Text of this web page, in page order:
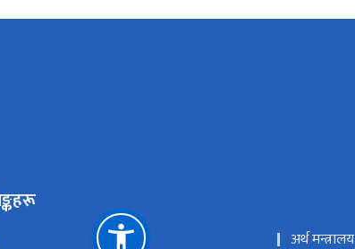
अर्थ मन्त्रालय